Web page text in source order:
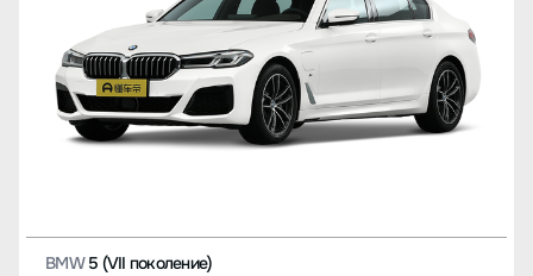
BMW5 (VII поколение)